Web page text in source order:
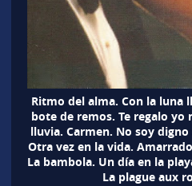
Ritmo del alma. Con la luna
bote de remos. Te regalo yo
lluvia. Carmen. No soy
Otra vez en la vida.
La bambola. Un día en la
La plague aux